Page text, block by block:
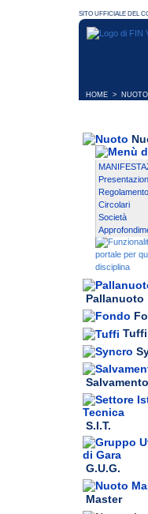
HOME > NUOTO
Regolamento
Circolari
Società
Pallanuoto
Tuffi
Salvamento
S.I.T.
G.U.G.
Master